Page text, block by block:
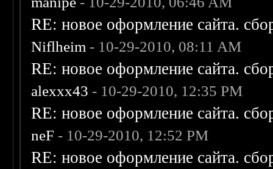
RE: новое оформление сайта.
Niflheim - 10-29-2010, 08:11 AM
RE: новое оформление сайта.
alexxx43 - 10-29-2010, 12:35 PM
RE: новое оформление сайта.
neF - 10-29-2010, 12:52 PM
RE: новое оформление сайта.